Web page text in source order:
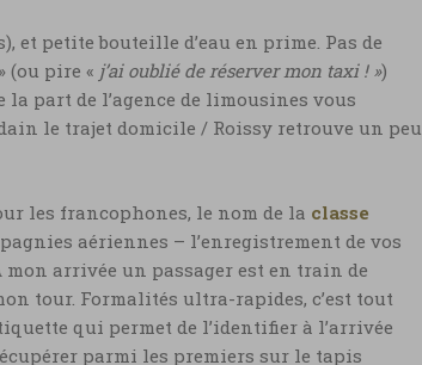
petite bouteille d’eau en prime. Pas de
(ou pire « j’ai oublié de réserver mon taxi ! »)
part de l’agence de limousines vous
le trajet domicile / Roissy retrouve un peu
les francophones, le nom de la classe
aériennes – l’enregistrement de vos
mon arrivée un passager est en train de
tour. Formalités ultra-rapides, c’est tout
qui permet de l’identifier à l’arrivée
parmi les premiers sur le tapis